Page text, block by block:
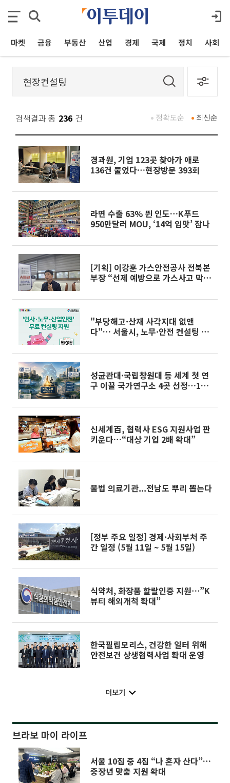
마켓 금융 부동산 산업 경제 국제 정치 사회
검색결과 총 236 건 최신순
정확도순
경과원, 기업 123곳 찾아가 애로
136건 풀었다…현장방문 393회
라면 수출 63% 뛴 인도…K푸드
950만달러 MOU, ‘14억 입맛’ 잡나
[기획] 이강훈 가스안전공사 전북본
부장 “선제 예방으로 가스사고 막겠
"부당해고·산재 사각지대 없앤
다"… 서울시, 노무·안전 컨설팅 소
성균관대·국립창원대 등 세계 첫 연
구 이끌 국가연구소 4곳 선정…10
신세계百, 협력사 ESG 지원사업 판
키운다…“대상 기업 2배 확대”
불법 의료기관...전남도 뿌리 뽑는다
[정부 주요 일정] 경제·사회부처 주
간 일정 (5월 11일 ~ 5월 15일)
식약처, 화장품 할랄인증 지원⋯”K
뷰티 해외개척 확대”
한국필립모리스, 건강한 일터 위해
안전보건 상생협력사업 확대 운영
더보기
브라보 마이 라이프
서울 10집 중 4집 “나 혼자 산다”…
중장년 맞춤 지원 확대